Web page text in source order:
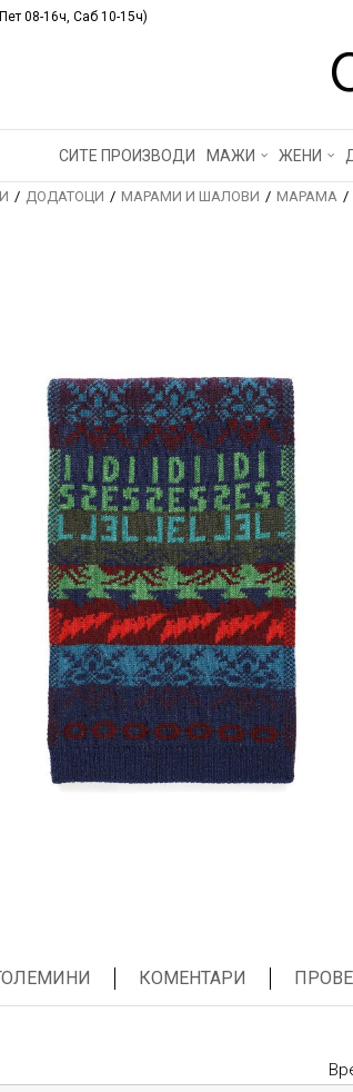
08-16ч, Саб 10-15ч)
СИТЕ ПРОИЗВОДИ МАЖИ ЖЕНИ
ДОДАТОЦИ МАРАМИ И ШАЛОВИ МАРАМА
КОМЕНТАРИ